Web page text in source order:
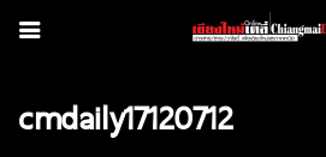
cmdaily17120712